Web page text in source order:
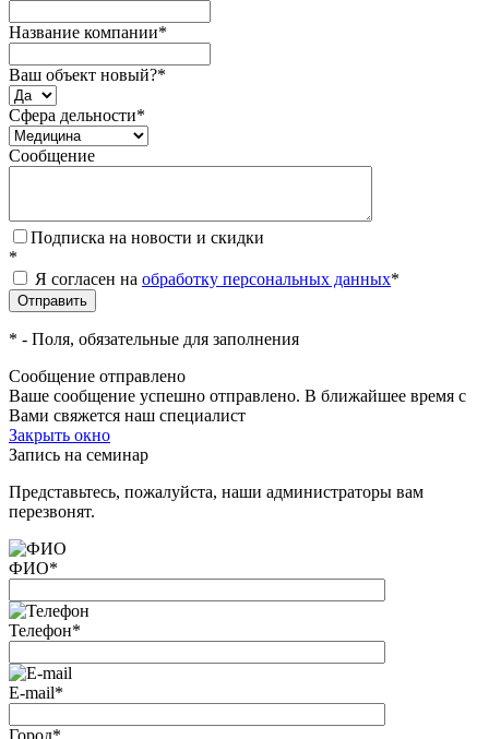
Название компании*
Ваш объект новый?*
Сфера дельности*
Сообщение
Подписка на новости и скидки
*
Я согласен на обработку персональных данных*
* - Поля, обязательные для заполнения
Сообщение отправлено
Ваше сообщение успешно отправлено. В ближайшее время с
Вами свяжется наш специалист
Закрыть окно
Запись на семинар
Представьтесь, пожалуйста, наши администраторы вам
перезвонят.
ФИО*
Телефон*
E-mail*
Город*